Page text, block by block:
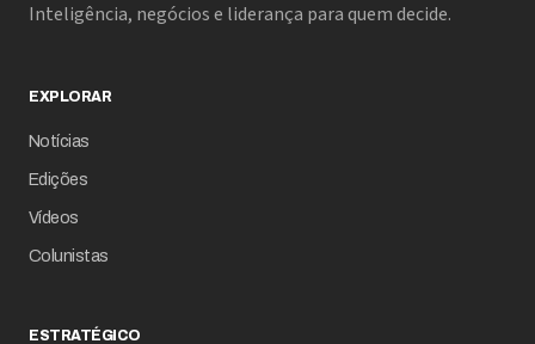
Inteligência, negócios e liderança para quem decide.
EXPLORAR
Notícias
Edições
Vídeos
Colunistas
ESTRATÉGICO